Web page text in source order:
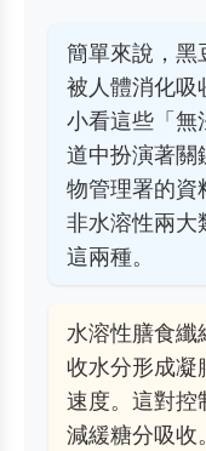
簡單來說，黑
被人體消化吸
小看這些「無
道中扮演著關
物管理署的資
非水溶性兩大
這兩種。
水溶性膳食纖
收水分形成凝
速度。這對控
減緩糖分吸收